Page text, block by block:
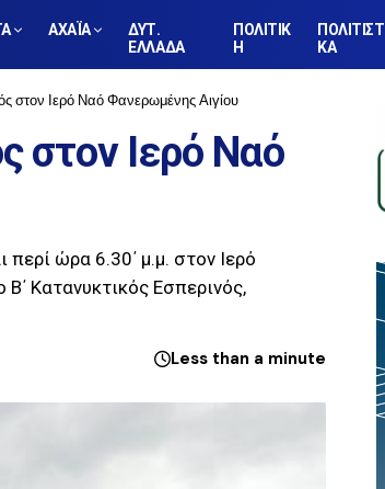
ΑΧΑΪΑ
ΔΥΤ.
ΕΛΛΑΔΑ
ΠΟΛΙΤΙΚ
Η
ΠΟΛΙΤΙΣΤΙ
ΚΑ
στον Ιερό Ναό Φανερωμένης Αιγίου
στον Ιερό Ναό
ώρα 6.30΄ μ.μ. στον Ιερό
Κατανυκτικός Εσπερινός,
Less than a minute